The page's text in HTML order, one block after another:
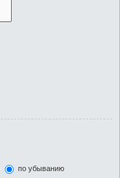
по убыванию